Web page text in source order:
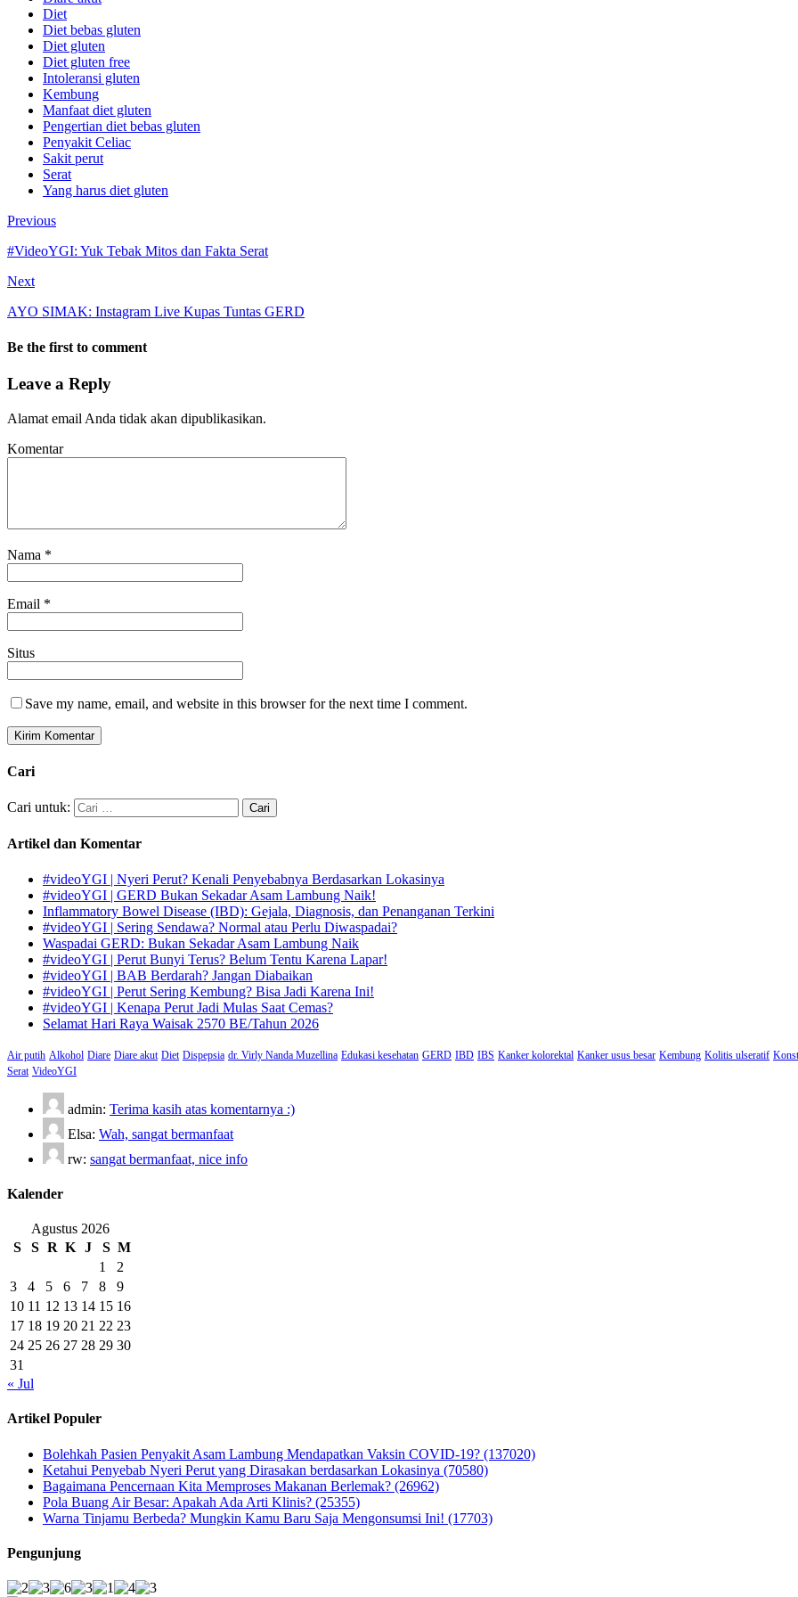
Diet
Diet bebas gluten
Diet gluten
Diet gluten free
Intoleransi gluten
Kembung
Manfaat diet gluten
Pengertian diet bebas gluten
Penyakit Celiac
Sakit perut
Serat
Yang harus diet gluten
Previous
#VideoYGI: Yuk Tebak Mitos dan Fakta Serat
Next
AYO SIMAK: Instagram Live Kupas Tuntas GERD
Be the first to comment
Leave a Reply
Alamat email Anda tidak akan dipublikasikan.
Komentar
Nama *
Email *
Situs
Save my name, email, and website in this browser for the next time I comment.
Cari
Cari untuk:
Artikel dan Komentar
#videoYGI | Nyeri Perut? Kenali Penyebabnya Berdasarkan Lokasinya
#videoYGI | GERD Bukan Sekadar Asam Lambung Naik!
Inflammatory Bowel Disease (IBD): Gejala, Diagnosis, dan Penanganan Terkini
#videoYGI | Sering Sendawa? Normal atau Perlu Diwaspadai?
Waspadai GERD: Bukan Sekadar Asam Lambung Naik
#videoYGI | Perut Bunyi Terus? Belum Tentu Karena Lapar!
#videoYGI | BAB Berdarah? Jangan Diabaikan
#videoYGI | Perut Sering Kembung? Bisa Jadi Karena Ini!
#videoYGI | Kenapa Perut Jadi Mulas Saat Cemas?
Selamat Hari Raya Waisak 2570 BE/Tahun 2026
Air putih Alkohol Diare Diare akut Diet Dispepsia dr. Virly Nanda Muzellina Edukasi kesehatan GERD IBD IBS Kanker kolorektal Kanker usus besar Kembung Kolitis ulseratif
Serat VideoYGI
admin: Terima kasih atas komentarnya :)
Elsa: Wah, sangat bermanfaat
rw: sangat bermanfaat, nice info
Kalender
Agustus 2026
S
S R K J S M
1
2
3
4 5 6 7 8
9
10 11 12 13 14 15 16
17 18 19 20 21 22 23
24 25 26 27 28 29 30
31
« Jul
Artikel Populer
Bolehkah Pasien Penyakit Asam Lambung Mendapatkan Vaksin COVID-19? (137020)
Ketahui Penyebab Nyeri Perut yang Dirasakan berdasarkan Lokasinya (70580)
Bagaimana Pencernaan Kita Memproses Makanan Berlemak? (26962)
Pola Buang Air Besar: Apakah Ada Arti Klinis? (25355)
Warna Tinjamu Berbeda? Mungkin Kamu Baru Saja Mengonsumsi Ini! (17703)
Pengunjung